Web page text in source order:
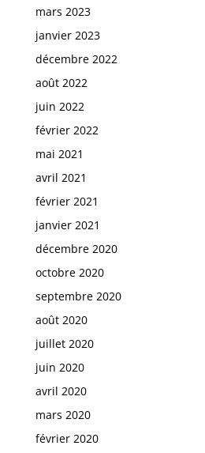
mars 2023
janvier 2023
décembre 2022
août 2022
juin 2022
février 2022
mai 2021
avril 2021
février 2021
janvier 2021
décembre 2020
octobre 2020
septembre 2020
août 2020
juillet 2020
juin 2020
avril 2020
mars 2020
février 2020